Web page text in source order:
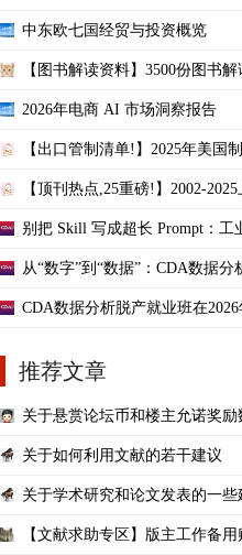
中东欧七国经贸与投资概览
【图书解读资料】3500份图书解
2026年电商 AI 市场洞察报告
【出口管制清单!】2025年美国
【顶刊热点,25重磅!】2002-
别把 Skill 写成超长 Prompt：工
从“数字”到“数据”：CDA数据分
CDA数据分析脱产就业班在2026
推荐文章
关于悬赏论坛币和楼主允诺奖励
关于如何利用文献的若干建议
关于学术研究和论文发表的一些
【文献求助专区】版主工作备用